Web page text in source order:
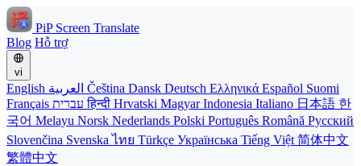
PiP Screen Translate
Blog Hỗ trợ
vi
English Čeština Dansk Deutsch Ελληνικά Español Suomi
Français
עבריתहिन्दी Hrvatski MagyarIndonesia Italiano 日本語 한
국어 Melayu Norsk Nederlands Polski Português Română Русский
Slovenčina Svenskaไทย Türkçe Українська Tiếng Việt 简体中文
繁體中文